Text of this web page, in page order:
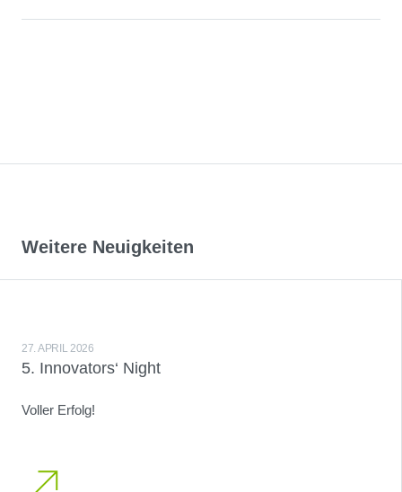
Weitere Neuigkeiten
27. APRIL 2026
5. Innovators‘ Night
Voller Erfolg!